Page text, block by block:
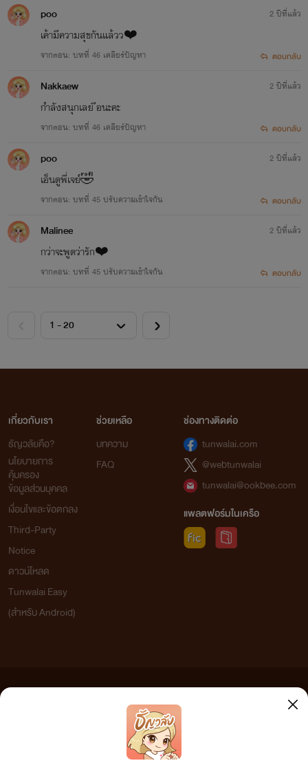
poo
เค้ามีความสุขกันแล้วว❤️
จากตอน: บทที่ 46 เคลียร์ปัญหา
2 ปีที่แล้ว
ตอบกลับ
Nakkaew
กำลังสนุกเลย ีอนะคะ
จากตอน: บทที่ 46 เคลียร์ปัญหา
2 ปีที่แล้ว
ตอบกลับ
poo
เอ็นดูพี่เจย์🤣
จากตอน: บทที่ 45 ปรับความเข้าใจกัน
2 ปีที่แล้ว
ตอบกลับ
Malinee
กว่าจะพูดว่ารัก❤️
จากตอน: บทที่ 45 ปรับความเข้าใจกัน
2 ปีที่แล้ว
ตอบกลับ
เกี่ยวกับเรา
ธัญวลัยคือ?
นโยบายการ
คุ้มครอง
ข้อมูลส่วนบุคคล
เงื่อนไขและข้อตกลง
Third-Party
Notice
ดาวน์โหลด
Tunwalai Easy
(สำหรับ Android)
ช่วยเหลือ
บทความ
FAQ
ช่องทางติดต่อ
tunwalai.com
@webtunwalai
tunwalai@ookbee.com
แพลตฟอร์มในเครือ
เว็บไซต์แห่งนี้ไม่ได้เห็นด้วยและไม่ขอรับผิดชอบต่อข้อความใดๆ ทั้งสิ้น ดังนั้นผู้อ่านทุกท่านโปรดใช้
วิจารณญาณในการกลั่นกรองด้วยตนเอง และหากท่านพบข้อความใดๆ ที่ขัดต่อกฎหมายและศีลธรรม
กรุณาแจ้งมาที่ tunwalai@ookbee.com เพื่อทีมงานจะได้ดำเนินการในทันที ทั้งนี้ ทางเว็บไซต์ขอสงวน
ลิขสิทธิ์ตามพระราชบัญญัติลิขสิทธิ์ (ฉบับเพิ่มเติม) พ.ศ.2558